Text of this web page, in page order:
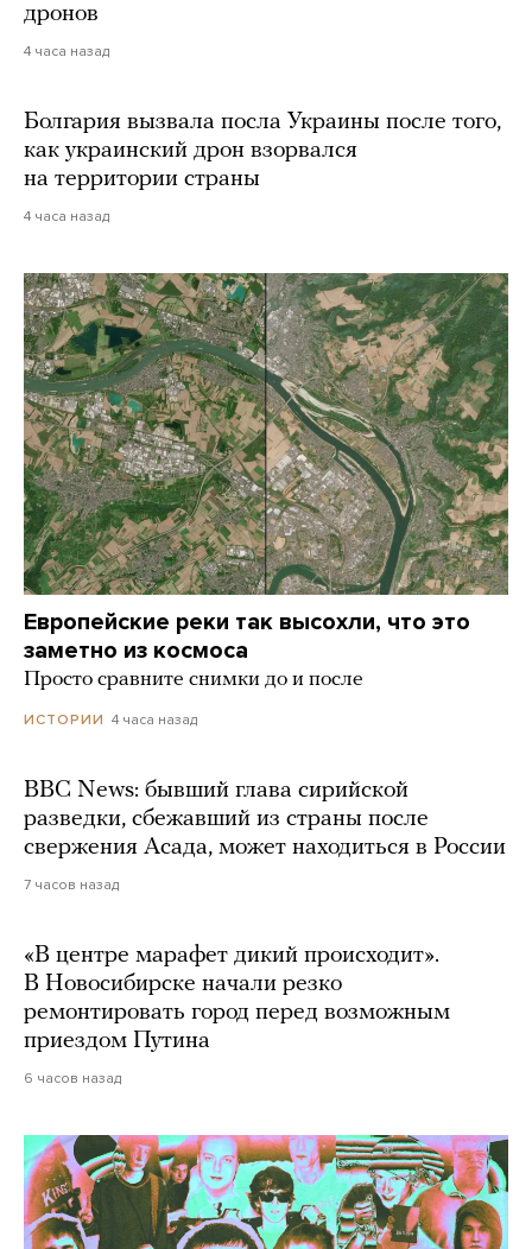
дронов
4 часа назад
Болгария вызвала посла Украины после того,
как украинский дрон взорвался
на территории страны
4 часа назад
Европейские реки так высохли, что это
заметно из космоса
Просто сравните снимки до и после
ИСТОРИИ 4 часа назад
BBC News: бывший глава сирийской
разведки, сбежавший из страны после
свержения Асада, может находиться в России
7 часов назад
«В центре марафет дикий происходит».
В Новосибирске начали резко
ремонтировать город перед возможным
приездом Путина
6 часов назад